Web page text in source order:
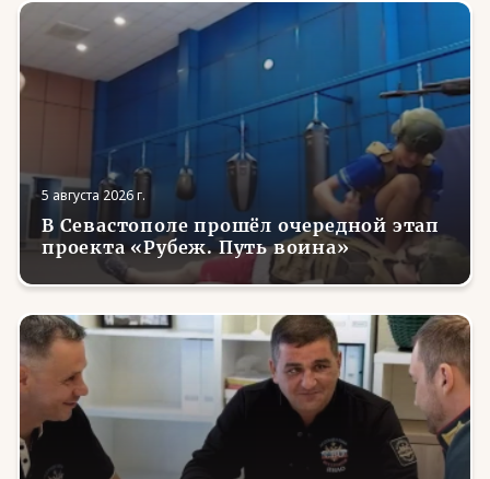
5 августа 2026 г.
В Севастополе прошёл очередной этап
проекта «Рубеж. Путь воина»